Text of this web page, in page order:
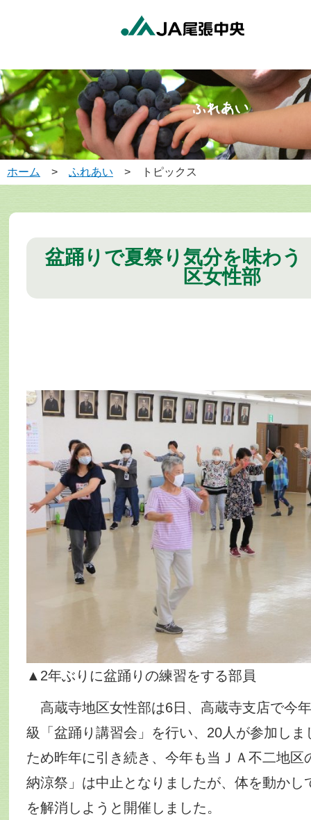
ホーム > ふれあい > トピックス
盆踊りで夏祭り気分を味わ
区女性部
▲2年ぶりに盆踊りの練習をする部員
高蔵寺地区女性部は6日、高蔵寺支店で今
級「盆踊り講習会」を行い、20人が参加しま
ため昨年に引き続き、今年も当ＪＡ不二地区
納涼祭」は中止となりましたが、体を動かし
を解消しようと開催しました。